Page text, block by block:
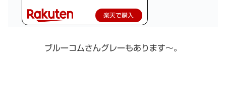
楽天で購入
ブルーコムさんグレーもあります〜。